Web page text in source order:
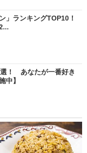
」ランキングTOP10！
！ あなたが一番好き
中】